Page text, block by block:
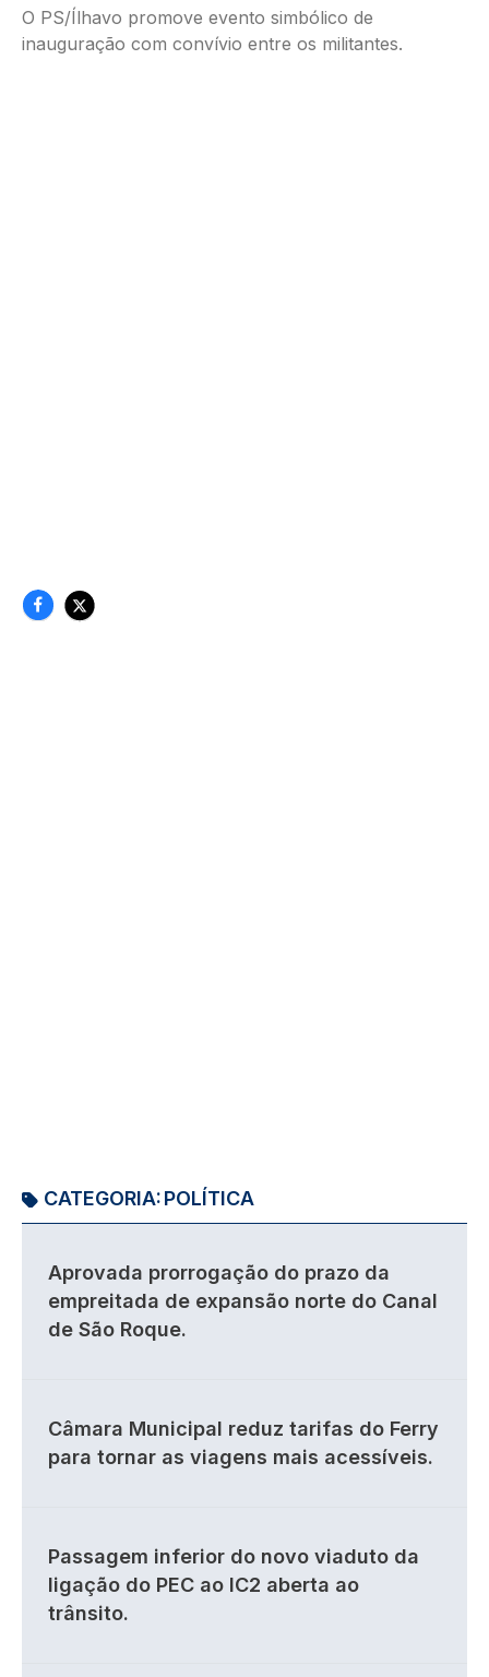
O PS/Ílhavo promove evento simbólico de
inauguração com convívio entre os militantes.
CATEGORIA:POLÍTICA
Aprovada prorrogação do prazo da
empreitada de expansão norte do Canal
de São Roque.
Câmara Municipal reduz tarifas do Ferry
para tornar as viagens mais acessíveis.
Passagem inferior do novo viaduto da
ligação do PEC ao IC2 aberta ao
trânsito.